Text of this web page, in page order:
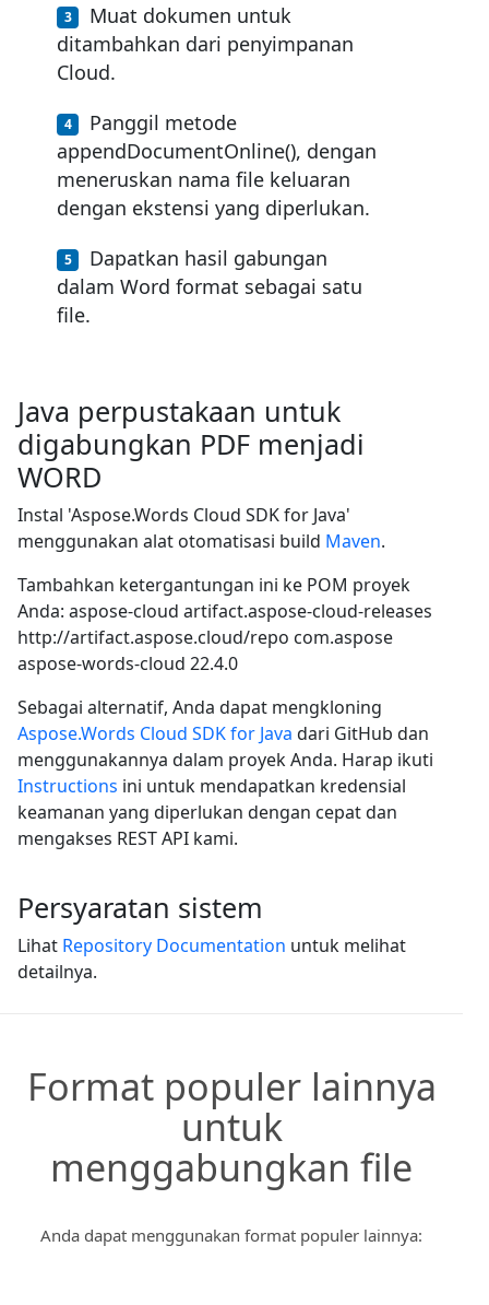
Muat dokumen untuk
ditambahkan dari penyimpanan
Cloud.
Panggil metode
appendDocumentOnline(), dengan
meneruskan nama file keluaran
dengan ekstensi yang diperlukan.
Dapatkan hasil gabungan
dalam Word format sebagai satu
file.
Java perpustakaan untuk
digabungkan PDF menjadi
WORD
Instal 'Aspose.Words Cloud SDK for Java'
menggunakan alat otomatisasi build Maven.
Tambahkan ketergantungan ini ke POM proyek
Anda: aspose-cloud artifact.aspose-cloud-releases
http://artifact.aspose.cloud/repo com.aspose
aspose-words-cloud 22.4.0
Sebagai alternatif, Anda dapat mengkloning
Aspose.Words Cloud SDK for Java dari GitHub dan
menggunakannya dalam proyek Anda. Harap ikuti
Instructions ini untuk mendapatkan kredensial
keamanan yang diperlukan dengan cepat dan
mengakses REST API kami.
Persyaratan sistem
Lihat Repository Documentation untuk melihat
detailnya.
Format populer lainnya
untuk
menggabungkan file
Anda dapat menggunakan format populer lainnya: